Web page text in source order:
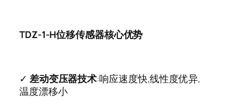
TDZ-1-H位移传感器核心优势
✓ 差动变压器技术:响应速度快,线性度优异,
温度漂移小